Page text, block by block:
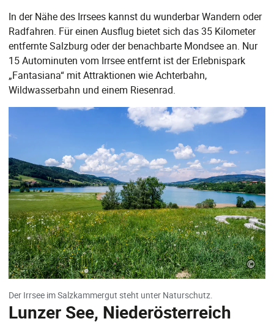
In der Nähe des Irrsees kannst du wunderbar Wandern oder
Radfahren. Für einen Ausflug bietet sich das 35 Kilometer
entfernte Salzburg oder der benachbarte Mondsee an. Nur
15 Autominuten vom Irrsee entfernt ist der Erlebnispark
„Fantasiana“ mit Attraktionen wie Achterbahn,
Wildwasserbahn und einem Riesenrad.
©
Der Irrsee im Salzkammergut steht unter Naturschutz.
Lunzer See, Niederösterreich